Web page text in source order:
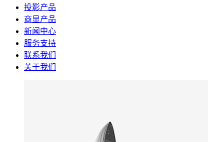
投影产品
商显产品
新闻中心
服务支持
联系我们
关于我们